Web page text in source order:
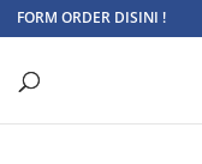
FORM ORDER DISINI !